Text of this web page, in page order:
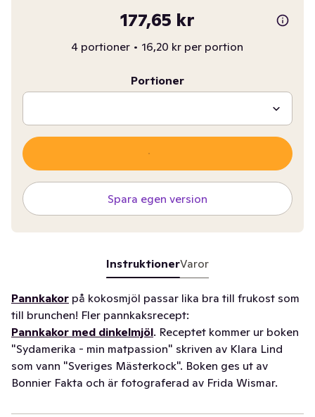
177,65 kr
4 portioner • 16,20 kr per portion
Portioner
Spara egen version
InstruktionerVaror
Pannkakor på kokosmjöl passar lika bra till frukost som
till brunchen! Fler pannkaksrecept:
Pannkakor med dinkelmjöl. Receptet kommer ur boken
"Sydamerika - min matpassion" skriven av Klara Lind
som vann "Sveriges Mästerkock". Boken ges ut av
Bonnier Fakta och är fotograferad av Frida Wismar.